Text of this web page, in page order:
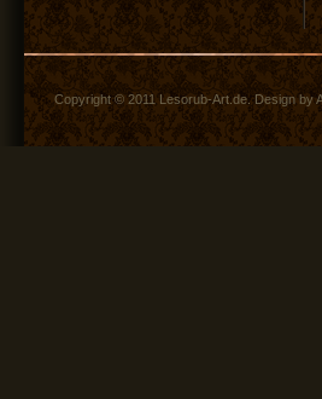
Copyright © 2011 Lesorub-Art.de. Design by